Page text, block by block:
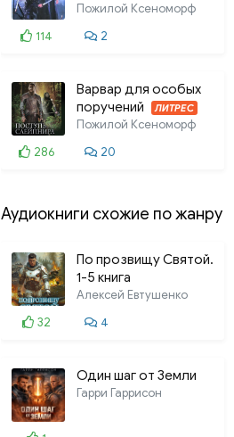
Пожилой Ксеноморф
114
2
Варвар для особых
поручений
ЛИТРЕС
Пожилой Ксеноморф
286
20
Аудиокниги схожие по жанру
По прозвищу Святой.
1-5 книга
Алексей Евтушенко
32
4
Один шаг от Земли
Гарри Гаррисон